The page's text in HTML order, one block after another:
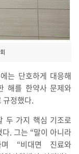
는 단호하게 대응해
해를 한약사 문제와
규정했다.
두 가지 핵심 기조로
. 그는 “말이 아니라
“비대면 진료와